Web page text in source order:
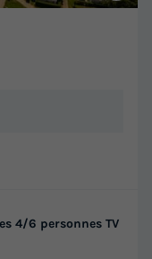
4/6 personnes TV